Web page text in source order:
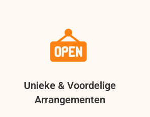
Unieke & Voordelige
Arrangementen